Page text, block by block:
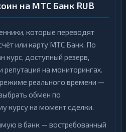
на МТС Банк RUB
которые переводят
или карту МТС Банк. По
курс, доступный резерв,
репутация на мониторингах.
реального времени —
обмен по
курсу на момент сделки.
в банк — востребованный